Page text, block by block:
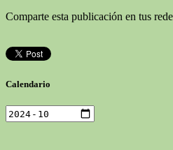
Comparte esta publicación en tus
Calendario